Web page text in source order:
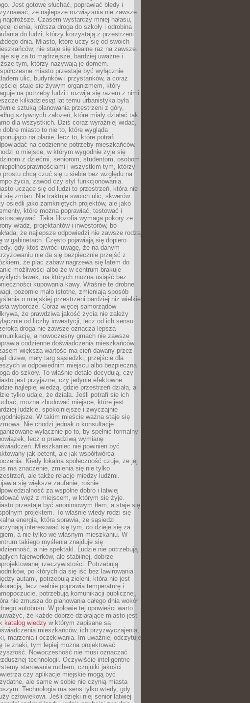
Jest gotowe słuchać, poprawiać błędy i
że najlepsze rozwiązania nie zawsze
najdroższe. Czasem wystarczy mniej hałasu,
cienia, krótsza droga do szkoły i odrobina
do ludzi, którzy korzystają z przestrzeni
dnia. Miasto, które uczy się od swoich
nie staje się idealne raz na zawsze.
się za to mądrzejsze, bardziej uważne i
tym, którzy nazywają je domem.
miasto przestaje być wyłącznie
ulic, budynków i przystanków, a coraz
staje się żywym organizmem, który
na potrzeby ludzi i rozwija się razem z nimi.
kilkadziesiąt lat temu urbanistyka była
sztuką planowania przestrzeni z góry,
sztywnych założeń, które miały działać tak
dla wszystkich. Dziś coraz wyraźniej widać,
dobre miasto to nie to, które wygląda
na planie, lecz to, które potrafi
na codzienne potrzeby mieszkańców.
o miejsce, w którym wygodnie żyje się
z dziećmi, seniorom, studentom, osobom
i wszystkim tym, którzy
prostu chcą czuć się u siebie bez względu na
życia, zawód czy styl funkcjonowania.
uczące się od ludzi to przestrzeń, która nie
się zmian. Nie traktuje swoich ulic, skwerów
osiedli jako zamkniętych projektów, ale jako
które można poprawiać, testować i
Taka filozofia wymaga pokory ze
władz, projektantów i inwestorów, bo
że najlepsze odpowiedzi nie zawsze rodzą
w gabinetach. Często pojawiają się dopiero
gdy ktoś zwróci uwagę, że na danym
nie da się bezpiecznie przejść z
że plac zabaw nagrzewa się latem do
możliwości albo że w centrum brakuje
ławek, na których można usiąść bez
kupowania kawy. Właśnie te drobne
pozornie mało istotne, zmieniają sposób
o miejskiej przestrzeni bardziej niż wielkie
wyborcze. Coraz więcej samorządów
że prawdziwa jakość życia nie zależy
od liczby inwestycji, lecz od ich sensu.
droga nie zawsze oznacza lepszą
a nowoczesny gmach nie zawsze
codzienne doświadczenia mieszkańców.
większą wartość ma cień dawany przez
drzew, mały targ sąsiedzki, przejście dla
w odpowiednim miejscu albo bezpieczna
do szkoły. To właśnie detale decydują, czy
jest przyjazne, czy jedynie efektowne.
najlepiej wiedzą, gdzie przestrzeń działa, a
tylko udaje, że działa. Jeśli potrafi się ich
można zbudować miejsce, które jest
ludzkie, spokojniejsze i zwyczajnie
W takim mieście ważna staje się
Nie chodzi jednak o konsultacje
wyłącznie po to, by spełnić formalny
lecz o prawdziwą wymianę
Mieszkaniec nie powinien być
jak petent, ale jak współtwórca
Kiedy lokalna społeczność czuje, że jej
ma znaczenie, zmienia się nie tylko
ale także relacje między ludźmi.
się większe zaufanie, rośnie
za wspólne dobro i łatwiej
więź z miejscem, w którym się żyje.
przestaje być anonimowym tłem, a staje się
projektem. To właśnie wtedy rodzi się
energia, która sprawia, że sąsiedzi
interesować się tym, co dzieje się za
a nie tylko we własnym mieszkaniu. W
takiego myślenia znajduje się
a nie spektakl. Ludzie nie potrzebują
fajerwerków, ale stabilnej, dobrze
rzeczywistości. Potrzebują
po których da się iść bez lawirowania
autami, potrzebują zieleni, która nie jest
lecz realnie poprawia temperaturę i
potrzebują komunikacji publicznej,
nie zmusza do planowania całego dnia wokół
autobusu. W połowie tej opowieści warto
że każde dobrze działające miasto jest
katalog wiedzy w którym zapisane są
mieszkańców, ich przyzwyczajenia,
marzenia i oczekiwania. Im uważniej odczytuje
te znaki, tym lepiej można projektować
Nowoczesność nie musi oznaczać
technologii. Oczywiście inteligentne
sterowania ruchem, czujniki jakości
czy aplikacje miejskie mogą być
ale same w sobie nie czynią miasta
Technologia ma sens tylko wtedy, gdy
człowiekowi. Jeśli dzięki niej senior łatwiej